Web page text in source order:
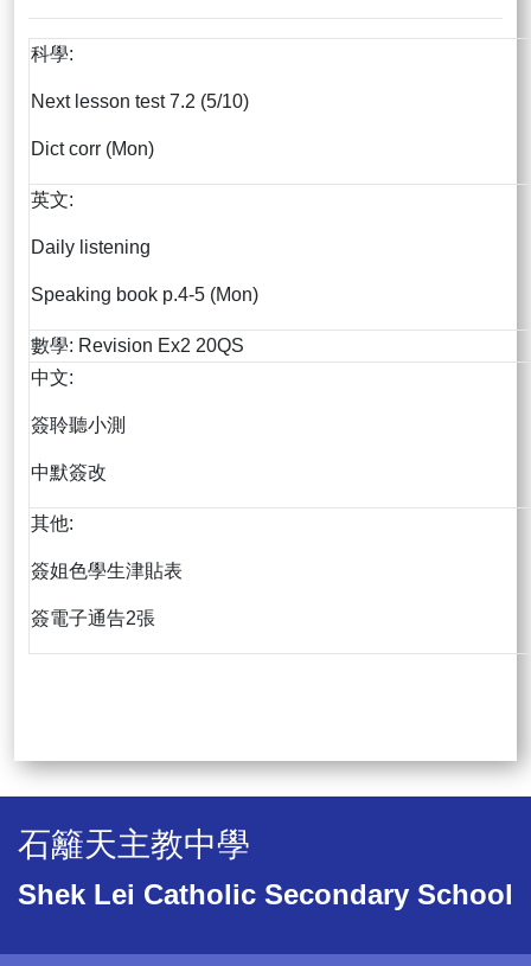
科學:
Next lesson test 7.2 (5/10)
Dict corr (Mon)
英文:
Daily listening
Speaking book p.4-5 (Mon)
數學: Revision Ex2 20QS
中文:
簽聆聽小測
中默簽改
其他:
簽姐色學生津貼表
簽電子通告2張
石籬天主教中學
Shek Lei Catholic Secondary School